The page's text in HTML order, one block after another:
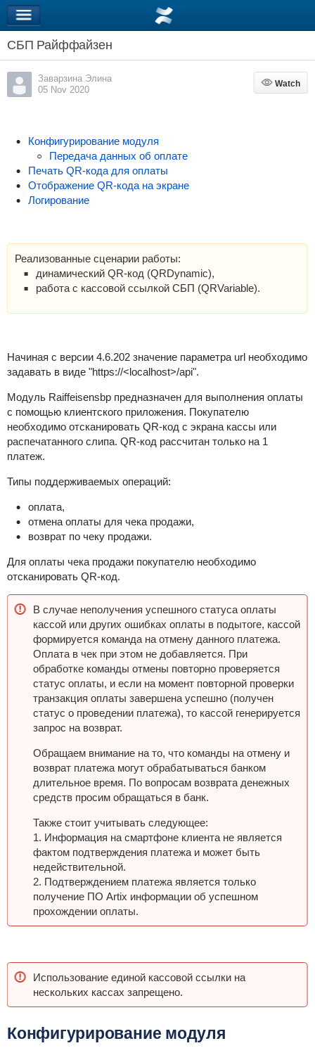
СБП Райффайзен
Заварзина Элина
05 Nov 2020
Watch
Watch
Конфигурирование модуля
Передача данных об оплате
Печать QR-кода для оплаты
Отображение QR-кода на экране
Логирование
Реализованные сценарии работы:
динамический QR-код (QRDynamic),
работа с кассовой ссылкой СБП (QRVariable).
Начиная с версии 4.6.202 значение параметра url необходимо
задавать в виде "https://<localhost>/api".
Модуль Raiffeisensbp предназначен для выполнения оплаты
с помощью клиентского приложения. Покупателю
необходимо отсканировать QR-код с экрана кассы или
распечатанного слипа. QR-код рассчитан только на 1
платеж.
Типы поддерживаемых операций:
оплата,
отмена оплаты для чека продажи,
возврат по чеку продажи.
Для оплаты чека продажи покупателю необходимо
отсканировать QR-код.
В случае неполучения успешного статуса оплаты
кассой или других ошибках оплаты в подытоге, кассой
формируется команда на отмену данного платежа.
Оплата в чек при этом не добавляется. При
обработке команды отмены повторно проверяется
статус оплаты, и если на момент повторной проверки
транзакция оплаты завершена успешно (получен
статус о проведении платежа), то кассой генерируется
запрос на возврат.
Обращаем внимание на то, что команды на отмену и
возврат платежа могут обрабатываться банком
длительное время. По вопросам возврата денежных
средств просим обращаться в банк.
Также стоит учитывать следующее:
1. Информация на смартфоне клиента не является
фактом подтверждения платежа и может быть
недействительной.
2. Подтверждением платежа является только
получение ПО Artix информации об успешном
прохождении оплаты.
Использование единой кассовой ссылки на
нескольких кассах запрещено.
Конфигурирование модуля